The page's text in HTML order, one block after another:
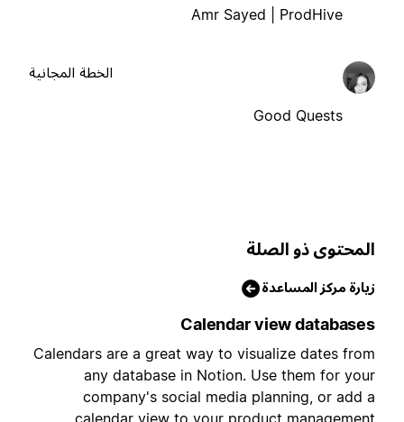
Amr Sayed | ProdHive
Good Quests
الخطة المجانية
ذو الصلة
مركز المساعدة
Calendar view
Calendars are a great way to visualize dates
any database in Notion. Use them for
company's social media planning, or add